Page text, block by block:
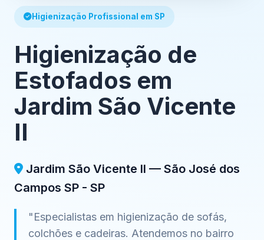
Higienização Profissional em SP
Higienização de
Estofados em
Jardim São Vicente
II
Jardim São Vicente II — São José dos
Campos SP - SP
"Especialistas em higienização de sofás,
colchões e cadeiras. Atendemos no bairro